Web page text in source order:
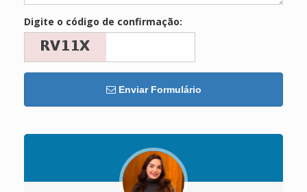
Digite o código de confirmação:
Enviar Formulário